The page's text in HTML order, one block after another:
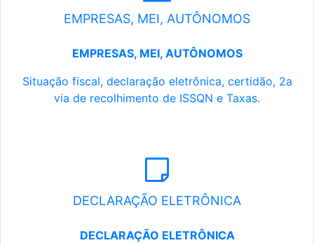
EMPRESAS, MEI, AUTÔNOMOS
EMPRESAS, MEI, AUTÔNOMOS
Situação fiscal, declaração eletrônica, certidão, 2a
via de recolhimento de ISSQN e Taxas.
DECLARAÇÃO ELETRÔNICA
DECLARAÇÃO ELETRÔNICA